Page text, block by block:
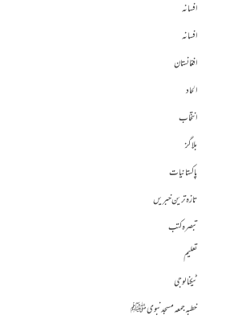
افسانہ
افسانہ
افغانستان
الحاد
انتخاب
بلاگز
پاکستانیات
تازہ ترین خبریں
تبصرہ کتب
تعلیم
ٹیکنالوجی
خطبہ جمعہ مسجد نبوی ﷺ